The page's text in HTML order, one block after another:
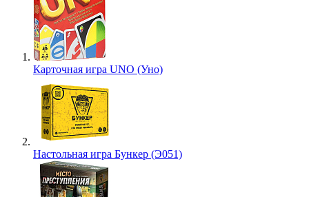
Карточная игра UNO (Уно)
Настольная игра Бункер (Э051)